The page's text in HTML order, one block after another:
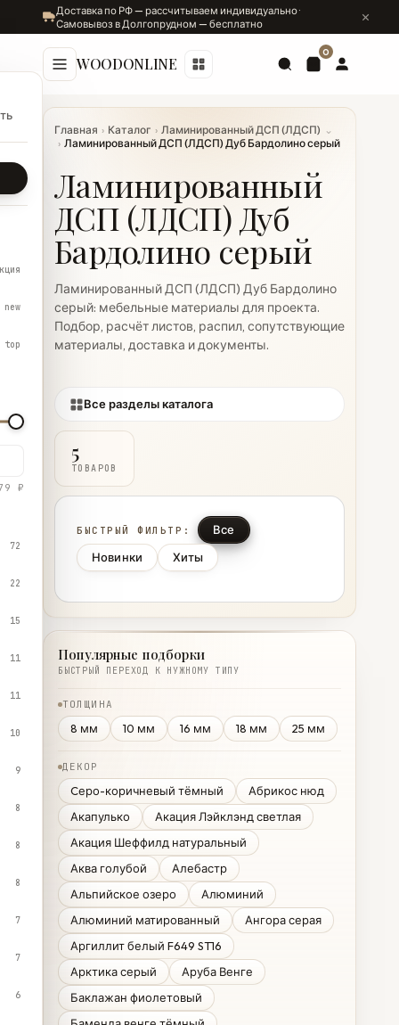
Доставка по РФ — рассчитываем индивидуально ·
Самовывоз в Долгопрудном — бесплатно
WOODONLINE
0
Главная › Каталог › Ламинированный ДСП (ЛДСП) ⌄
› Ламинированный ДСП (ЛДСП) Дуб Бардолино серый
Ламинированный
ДСП (ЛДСП) Дуб
Бардолино серый
Ламинированный ДСП (ЛДСП) Дуб Бардолино
серый: мебельные материалы для проекта.
Подбор, расчёт листов, распил, сопутствующие
материалы, доставка и документы.
Все разделы каталога
5
ТОВАРОВ
БЫСТРЫЙ ФИЛЬТР:
Все
Новинки
Хиты
new
top
₽
72
22
15
11
11
10
9
8
8
8
7
7
6
Популярные подборки
БЫСТРЫЙ ПЕРЕХОД К НУЖНОМУ ТИПУ
ТОЛЩИНА
8 мм 10 мм 16 мм 18 мм 25 мм
ДЕКОР
Cеро-коричневый тёмный
Абрикос нюд
Акапулько
Акация Лэйклэнд светлая
Акация Шеффилд натуральный
Аква голубой
Алебастр
Альпийское озеро
Алюминий
Алюминий матированный
Ангора серая
Аргиллит белый F649 ST16
Арктика серый
Аруба Венге
Баклажан фиолетовый